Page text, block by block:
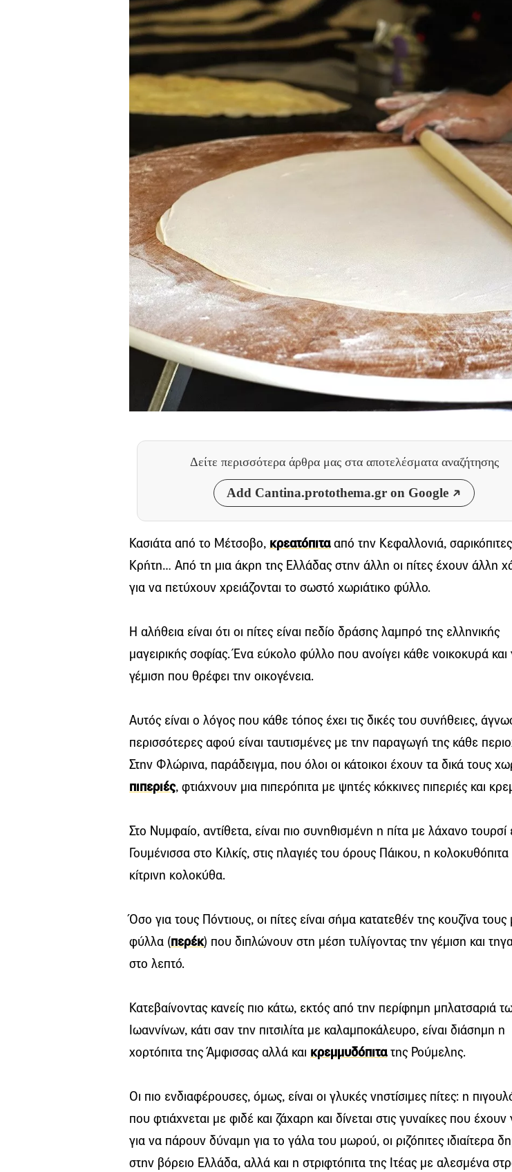
Δείτε περισσότερα άρθρα μας στα αποτελέσματα αναζήτησης
Add Cantina.protothema.gr on Google
Κασιάτα από το Μέτσοβο, κρεατόπιτααπό την Κεφαλλονιά,
Κρήτη… Από τη μια άκρη της Ελλάδας στην άλλη οι πίτες έχουν άλλη
για να πετύχουν χρειάζονται το σωστό χωριάτικο φύλλο.
Η αλήθεια είναι ότι οι πίτες είναι πεδίο δράσης λαμπρό της ελληνικής
μαγειρικής σοφίας. Ένα εύκολο φύλλο που ανοίγει κάθε νοικοκυρά
γέμιση που θρέφει την οικογένεια.
Αυτός είναι ο λόγος που κάθε τόπος έχει τις δικές του συνήθειες,
περισσότερες αφού είναι ταυτισμένες με την παραγωγή της κάθε
Στην Φλώρινα, παράδειγμα, που όλοι οι κάτοικοι έχουν τα δικά τους
πιπεριές, φτιάχνουν μια πιπερόπιτα με ψητές κόκκινες πιπεριές και
Στο Νυμφαίο, αντίθετα, είναι πιο συνηθισμένη η πίτα με λάχανο
Γουμένισσα στο Κιλκίς, στις πλαγιές του όρους Πάικου, η
κίτρινη κολοκύθα.
Όσο για τους Πόντιους, οι πίτες είναι σήμα κατατεθέν της κουζίνα
φύλλα (περέκ) που διπλώνουν στη μέση τυλίγοντας την γέμιση και
στο λεπτό.
Κατεβαίνοντας κανείς πιο κάτω, εκτός από την περίφημη μπλατσαριά
Ιωαννίνων, κάτι σαν την πιτσιλίτα με καλαμποκάλευρο, είναι διάσημη η
χορτόπιτα της Άμφισσας αλλά και κρεμμυδόπιτατης Ρούμελης.
Οι πιο ενδιαφέρουσες, όμως, είναι οι γλυκές νηστίσιμες πίτες: η
που φτιάχνεται με φιδέ και ζάχαρη και δίνεται στις γυναίκες που έχουν
για να πάρουν δύναμη για το γάλα του μωρού, οι ριζόπιτες ιδιαίτερα
στην βόρειο Ελλάδα, αλλά και η στριφτόπιτα της Ιτέας με αλεσμένα